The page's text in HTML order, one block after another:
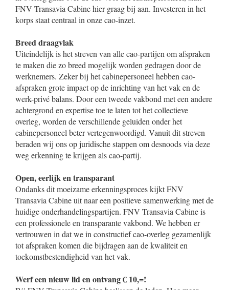
FNV Transavia Cabine hier graag bij aan. Investeren in het
korps staat centraal in onze cao-inzet.
Breed draagvlak
Uiteindelijk is het streven van alle cao-partijen om afspraken
te maken die zo breed mogelijk worden gedragen door de
werknemers. Zeker bij het cabinepersoneel hebben cao-
afspraken grote impact op de inrichting van het vak en de
werk-privé balans. Door een tweede vakbond met een andere
achtergrond en expertise toe te laten tot het collectieve
overleg, worden de verschillende geluiden onder het
cabinepersoneel beter vertegenwoordigd. Vanuit dit streven
beraden wij ons op juridische stappen om desnoods via deze
weg erkenning te krijgen als cao-partij.
Open, eerlijk en transparant
Ondanks dit moeizame erkenningsproces kijkt FNV
Transavia Cabine uit naar een positieve samenwerking met de
huidige onderhandelingspartijen. FNV Transavia Cabine is
een professionele en transparante vakbond. We hebben er
vertrouwen in dat we in constructief cao-overleg gezamenlijk
tot afspraken komen die bijdragen aan de kwaliteit en
toekomstbestendigheid van het vak.
Werf een nieuw lid en ontvang € 10,=!